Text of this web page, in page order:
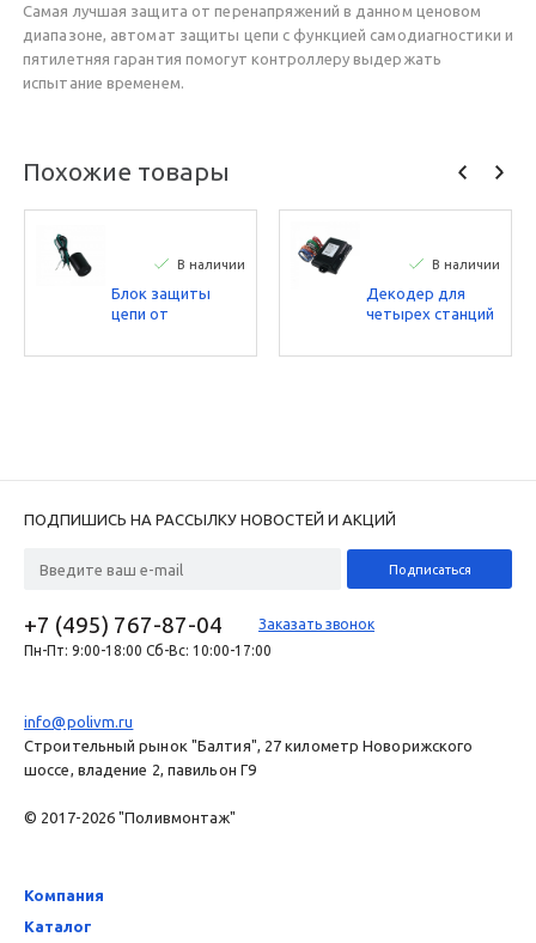
Самая лучшая защита от перенапряжений в данном ценовом
диапазоне, автомат защиты цепи с функцией самодиагностики и
пятилетняя гарантия помогут контроллеру выдержать
испытание временем.
Похожие товары
В наличии
Блок защиты
цепи от
Toro
В наличии
Декодер для
четырех станций
соленоида 9 В
ПОДПИШИСЬ НА РАССЫЛКУ НОВОСТЕЙ И АКЦИЙ
+7 (495) 767-87-04
Заказать звонок
Пн-Пт: 9:00-18:00 Сб-Вс: 10:00-17:00
info@polivm.ru
Строительный рынок "Балтия", 27 километр Новорижского
шоссе, владение 2, павильон Г9
© 2017-2026 "Поливмонтаж"
Компания
Каталог